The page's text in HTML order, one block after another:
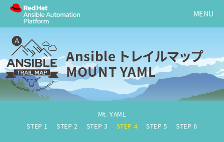
Ansible トレイルマップ
MOUNT YAML
Mt. YAML
STEP 1
STEP 2 STEP 3 STEP 4 STEP 5 STEP 6